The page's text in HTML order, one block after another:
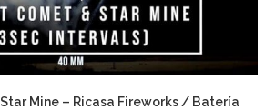
Mine – Ricasa Fireworks / Batería